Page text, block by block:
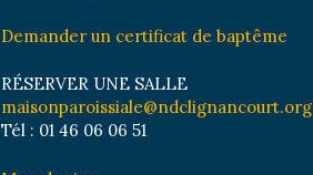
Demander un certificat de baptême
RÉSERVER UNE SALLE
maisonparoissiale@ndclignancourt.org
Tél : 01 46 06 06 51